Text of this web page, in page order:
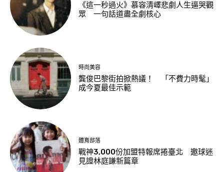
《這一秒過火》慕容清嶧悲劇人生逼哭觀
眾 一句話道盡全劇核心
時尚美容
龔俊巴黎街拍掀熱議！ 「不費力時髦」
成今夏最佳示範
體育部落
戰神3,000份加盟特報席捲臺北 邀球迷
見證林庭謙新篇章